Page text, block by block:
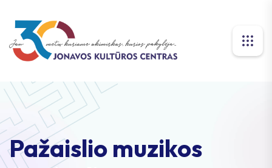
Pažaislio muzikos